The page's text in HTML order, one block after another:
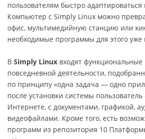
пользователям быстро адаптироваться
Компьютер с Simply Linux можно
офис, мультимедийную станцию или
необходимые программы для этого уже
В Simply Linux входят
повседневной деятельности,
по принципу «одна задача — одно
после установки системы
Интернете, с документами, графикой,
видеофайлами. Кроме того, есть
программ из репозитория 10